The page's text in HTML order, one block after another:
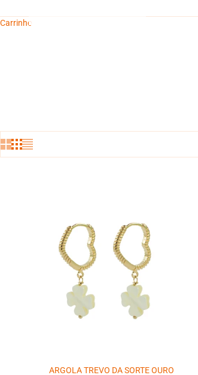
Carrinho
ARGOLA TREVO DA SORTE OURO